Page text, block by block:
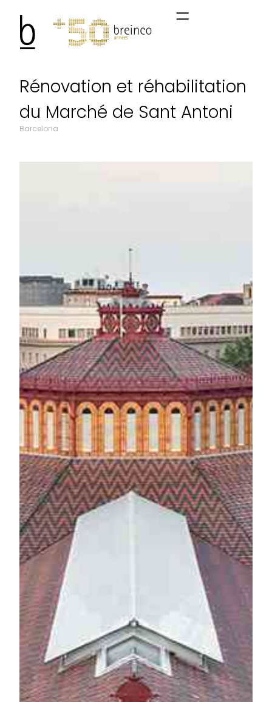
Rénovation et réhabilitation
du Marché de Sant Antoni
Barcelona